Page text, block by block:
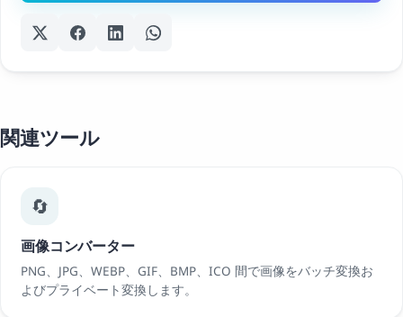
関連ツール
🔄
画像コンバーター
PNG、JPG、WEBP、GIF、BMP、ICO 間で画像をバッチ変換お
よびプライベート変換します。